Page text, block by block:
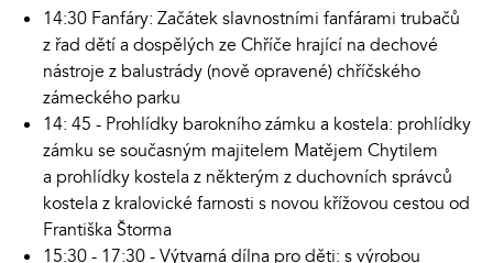
14:30 Fanfáry: Začátek slavnostními fanfárami trubačů
z řad dětí a dospělých ze Chříče hrající na dechové
nástroje z balustrády (nově opravené) chříčského
zámeckého parku
14: 45 - Prohlídky barokního zámku a kostela: prohlídky
zámku se současným majitelem Matějem Chytilem
a prohlídky kostela z některým z duchovních správců
kostela z kralovické farnosti s novou křížovou cestou od
Františka Štorma
15:30 - 17:30 - Výtvarná dílna pro děti: s výrobou